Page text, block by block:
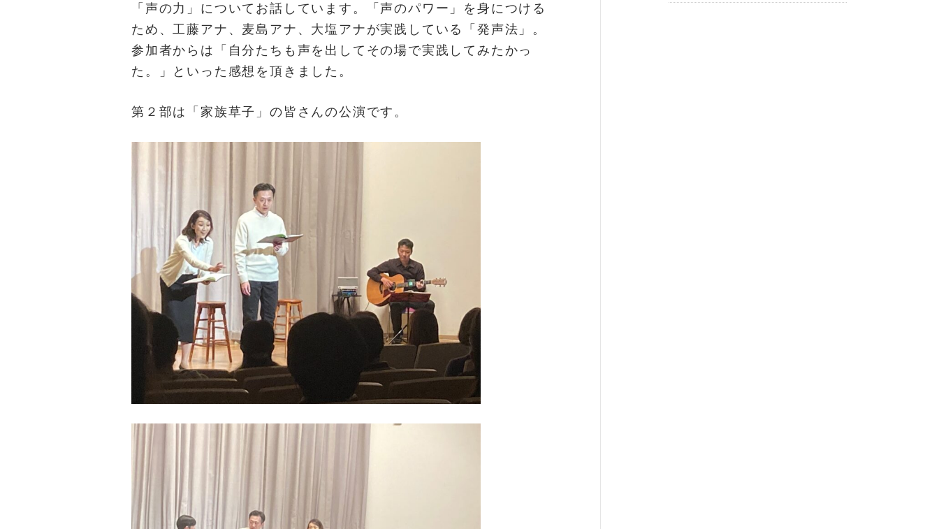
「声の力」についてお話しています。「声のパワー」を身につける
ため、工藤アナ、麦島アナ、大塩アナが実践している「発声法」。
参加者からは「自分たちも声を出してその場で実践してみたかっ
た。」といった感想を頂きました。
第２部は「家族草子」の皆さんの公演です。